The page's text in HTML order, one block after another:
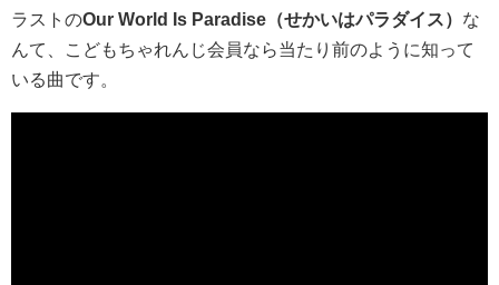
ラストのOur World Is Paradise（せかいはパラダイス） な
んて、こどもちゃれんじ会員なら当たり前のように知って
いる曲です。